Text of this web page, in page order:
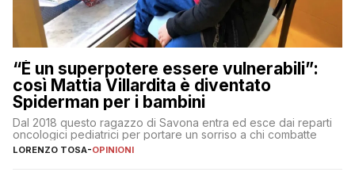
“È un superpotere essere vulnerabili”:
così Mattia Villardita è diventato
Spiderman per i bambini
Dal 2018 questo ragazzo di Savona entra ed esce dai reparti
oncologici pediatrici per portare un sorriso a chi combatte
LORENZO TOSA-OPINIONI